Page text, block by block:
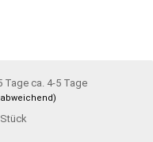
ca. 4-5 Tage